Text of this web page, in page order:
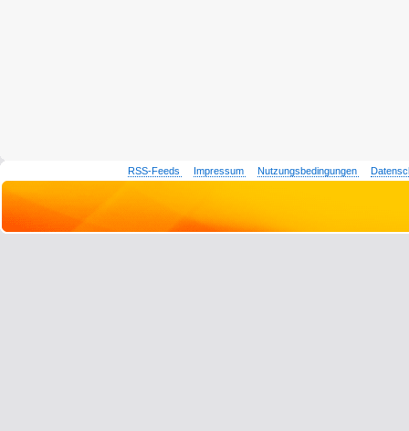
RSS-Feeds Impressum Nutzungsbedingungen